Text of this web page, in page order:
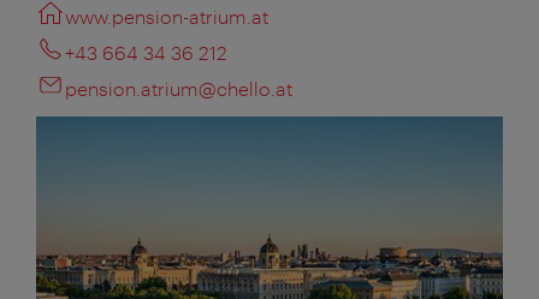
www.pension-atrium.at
+43 664 34 36 212
pension.atrium@chello.at